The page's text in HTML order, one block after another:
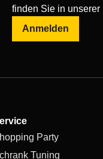
finden Sie in unserer
Anmelden
Party
Tuning